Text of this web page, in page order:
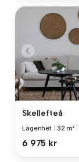
Skellefteå
Lägenhet 32 m²
6 975 kr